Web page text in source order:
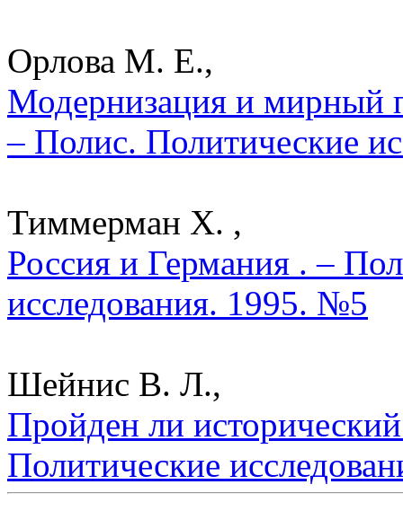
Орлова М. Е.,
Модернизация и мирный
– Полис. Политические
Тиммерман Х. ,
Россия и Германия . –
исследования. 1995. №5
Шейнис В. Л.,
Пройден ли
Политические